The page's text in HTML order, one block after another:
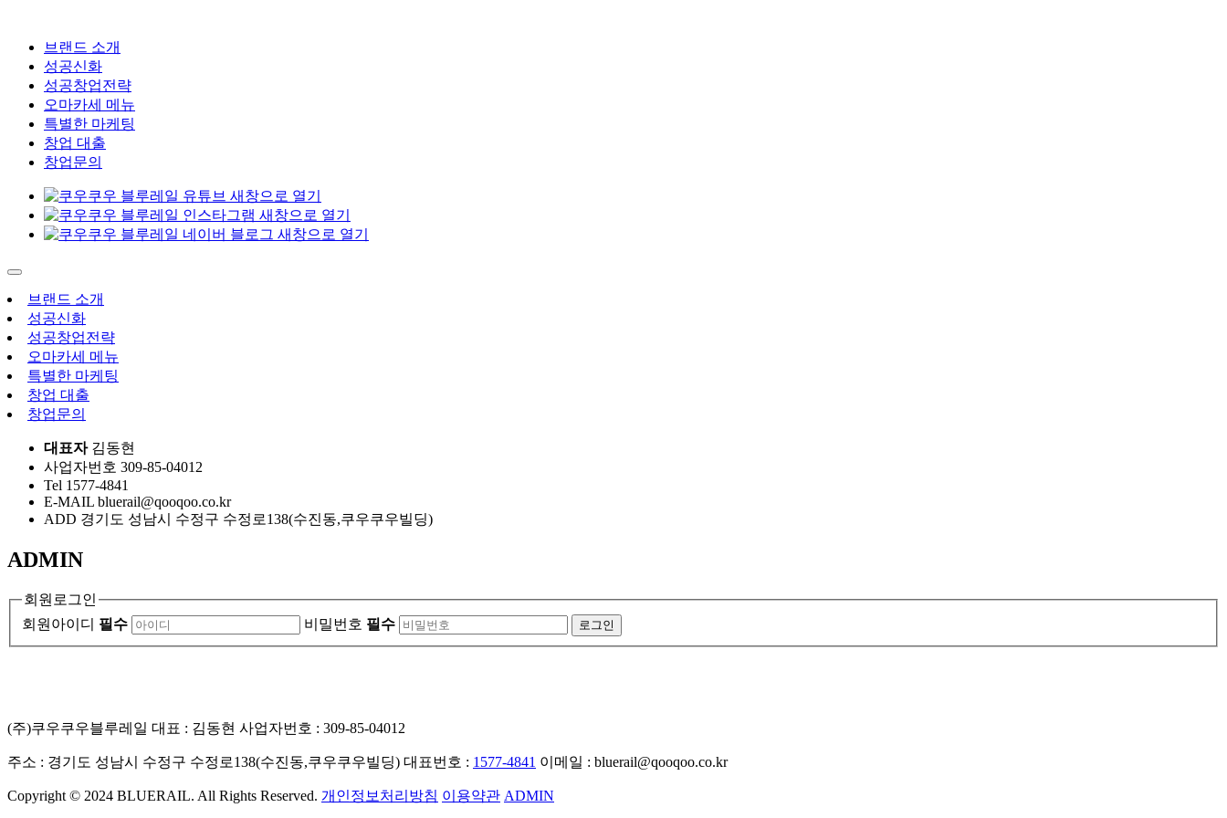
브랜드 소개
성공신화
성공창업전략
오마카세 메뉴
특별한 마케팅
창업 대출
창업문의
브랜드 소개
성공신화
성공창업전략
오마카세 메뉴
특별한 마케팅
창업 대출
창업문의
대표자 김동현
사업자번호 309-85-04012
Tel 1577-4841
E-MAIL bluerail@qooqoo.co.kr
ADD 경기도 성남시 수정구 수정로138(수진동,쿠우쿠우빌딩)
ADMIN
회원로그인
회원아이디 필수 비밀번호 필수
(주)쿠우쿠우블루레일 대표 : 김동현 사업자번호 : 309-85-04012
주소 : 경기도 성남시 수정구 수정로138(수진동,쿠우쿠우빌딩) 대표번호 : 1577-4841 이메일 : bluerail@qooqoo.co.kr
Copyright © 2024 BLUERAIL. All Rights Reserved. 개인정보처리방침 이용약관 ADMIN